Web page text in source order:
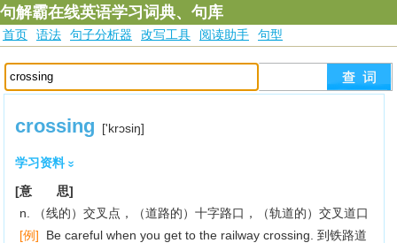
句解霸在线英语学习词典、句库
首页 语法 句子分析器 改写工具 阅读助手 句型
crossing ['krɔsiŋ]
学习资料
[意 思]
n. （线的）交叉点，（道路的）十字路口，（轨道的）交叉道口
[例] Be careful when you get to the railway crossing. 到铁路道